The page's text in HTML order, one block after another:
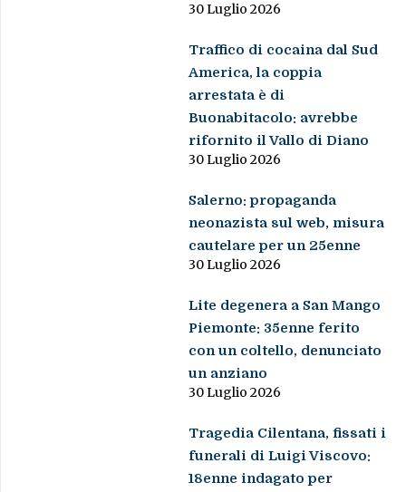
30 Luglio 2026
Traffico di cocaina dal Sud
America, la coppia
arrestata è di
Buonabitacolo: avrebbe
rifornito il Vallo di Diano
30 Luglio 2026
Salerno: propaganda
neonazista sul web, misura
cautelare per un 25enne
30 Luglio 2026
Lite degenera a San Mango
Piemonte: 35enne ferito
con un coltello, denunciato
un anziano
30 Luglio 2026
Tragedia Cilentana, fissati i
funerali di Luigi Viscovo:
18enne indagato per